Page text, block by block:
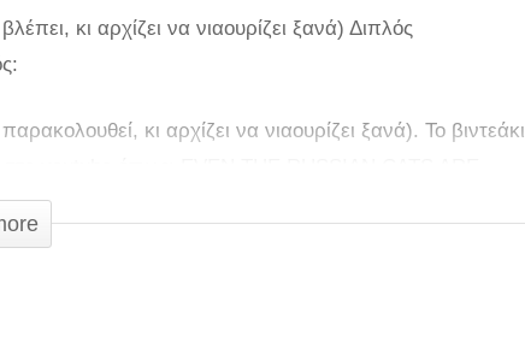
κι αρχίζει να νιαουρίζει ξανά) Διπλός
κι αρχίζει να νιαουρίζει ξανά). Το βιντεάκι